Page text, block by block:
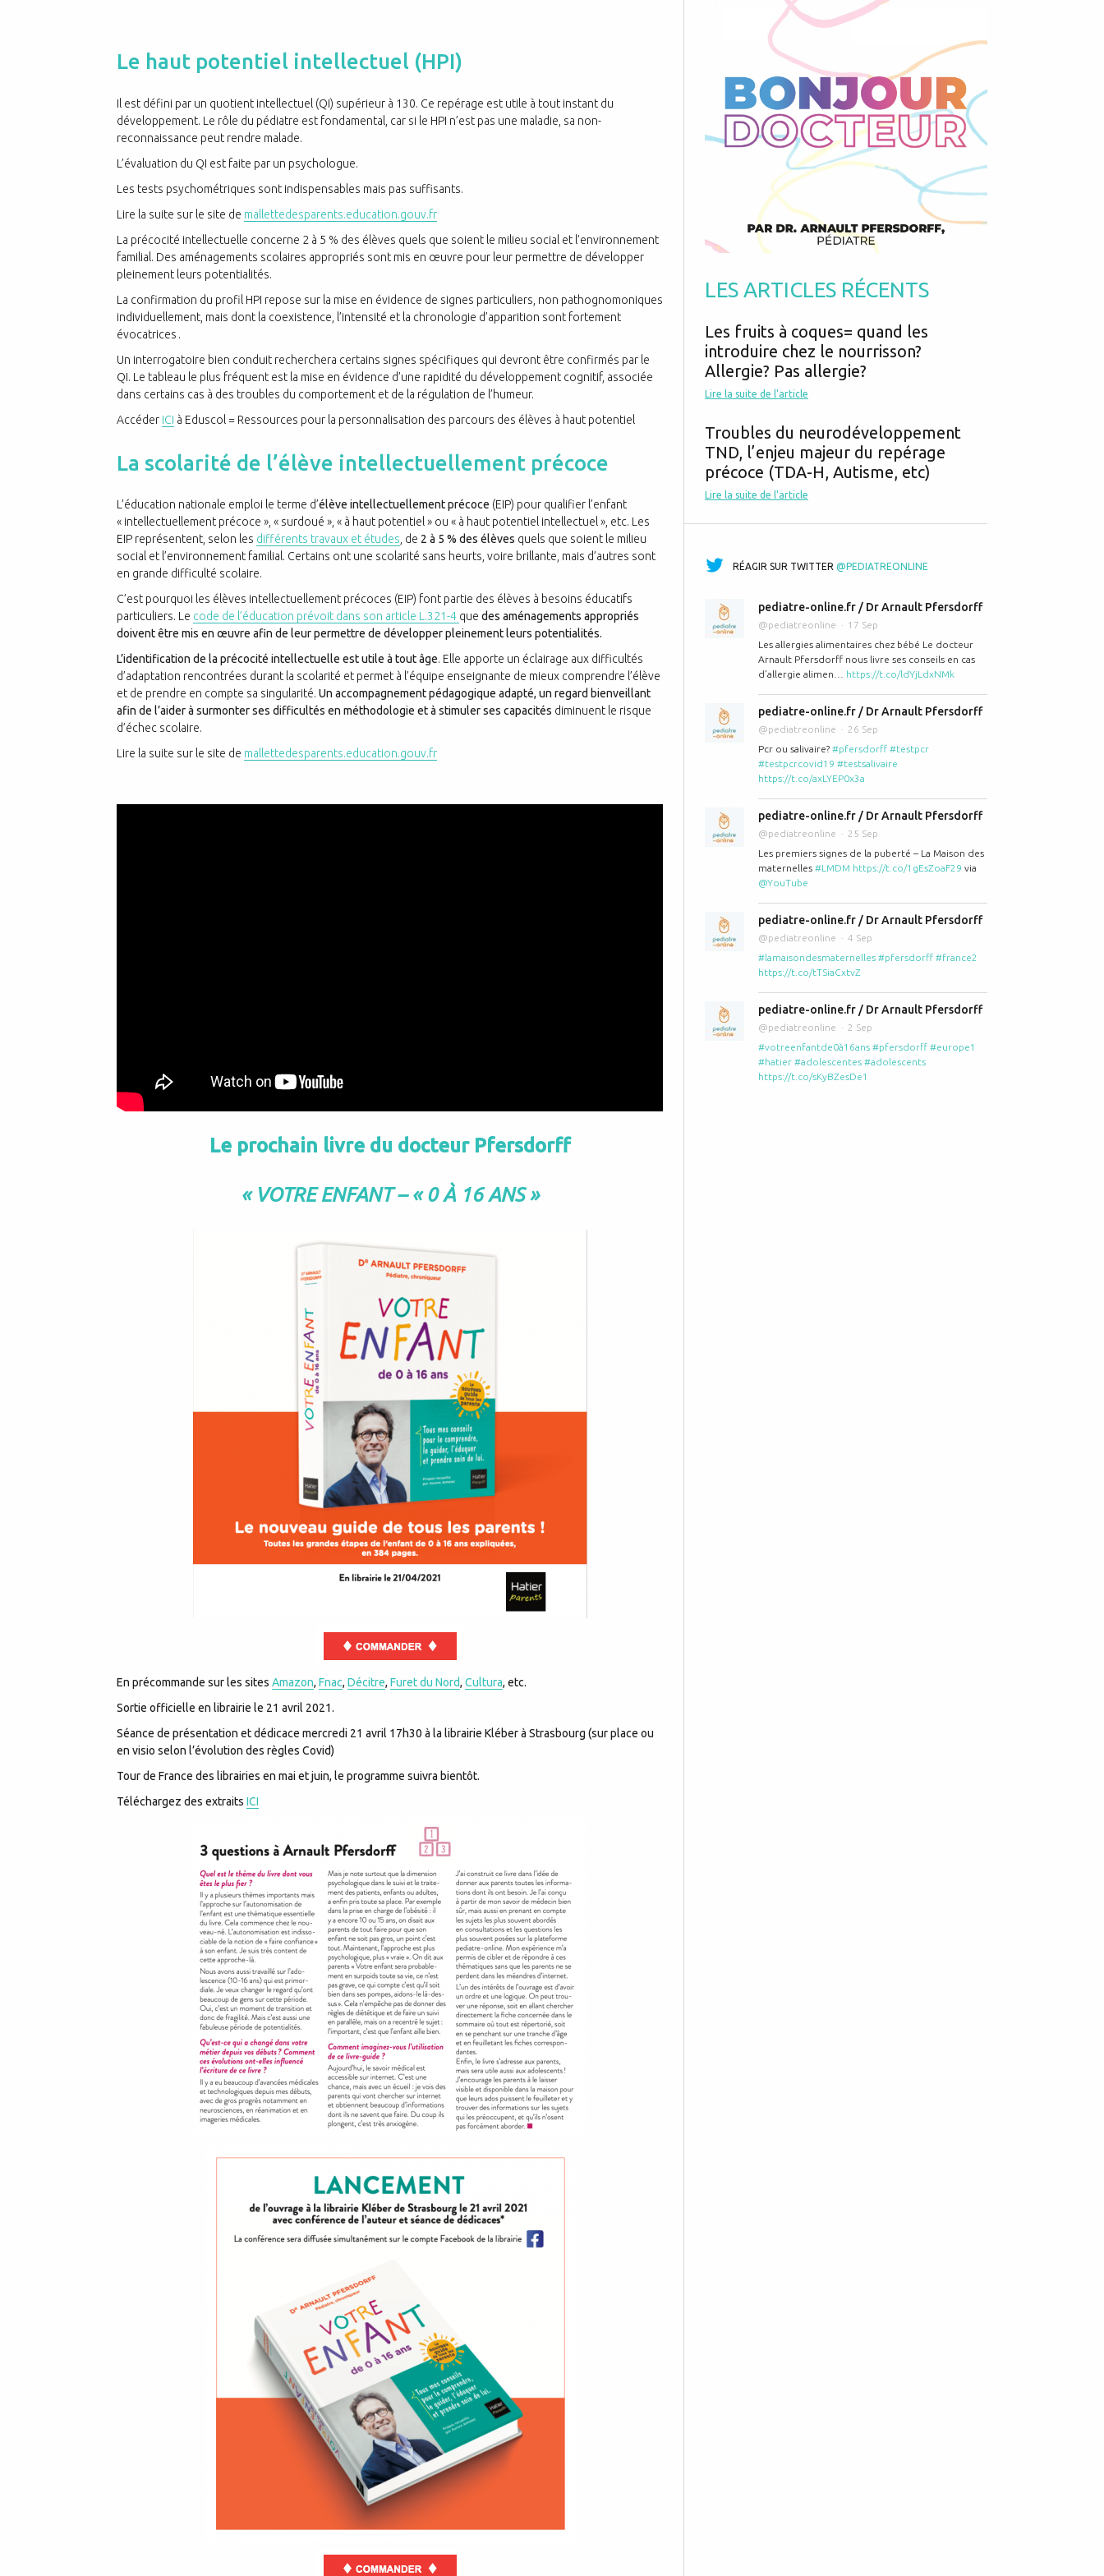
Chirurgie
Comportement
Prématurés
Protection enfance
psychologie
Urgences
Vision
Voyages
Le haut potentiel intellectuel (HPI)
Il est défini par un quotient intellectuel (QI) supérieur à 130. Ce repérage est utile à tout instant du
développement. Le rôle du pédiatre est fondamental, car si le HPI n’est pas une maladie, sa non-
reconnaissance peut rendre malade.
L’évaluation du QI est faite par un psychologue.
Les tests psychométriques sont indispensables mais pas suffisants.
Lire la suite sur le site de mallettedesparents.education.gouv.fr
La précocité intellectuelle concerne 2 à 5 % des élèves quels que soient le milieu social et l’environnement
familial. Des aménagements scolaires appropriés sont mis en œuvre pour leur permettre de développer
pleinement leurs potentialités.
La confirmation du profil HPI repose sur la mise en évidence de signes particuliers, non pathognomoniques
individuellement, mais dont la coexistence, l’intensité et la chronologie d’apparition sont fortement
évocatrices .
Un interrogatoire bien conduit recherchera certains signes spécifiques qui devront être confirmés par le
QI. Le tableau le plus fréquent est la mise en évidence d’une rapidité du développement cognitif, associée
dans certains cas à des troubles du comportement et de la régulation de l’humeur.
Accéder ICI à Eduscol = Ressources pour la personnalisation des parcours des élèves à haut potentiel
La scolarité de l’élève intellectuellement précoce
L’éducation nationale emploi le terme d’élève intellectuellement précoce (EIP) pour qualifier l’enfant
« intellectuellement précoce », « surdoué », « à haut potentiel » ou « à haut potentiel intellectuel », etc. Les
EIP représentent, selon les différents travaux et études , de 2 à 5 % des élèves quels que soient le milieu
social et l’environnement familial. Certains ont une scolarité sans heurts, voire brillante, mais d’autres sont
en grande difficulté scolaire.
C’est pourquoi les élèves intellectuellement précoces (EIP) font partie des élèves à besoins éducatifs
particuliers. Le code de l’éducation prévoit dans son article L.321-4 que des aménagements appropriés
doivent être mis en œuvre afin de leur permettre de développer pleinement leurs potentialités.
L’identification de la précocité intellectuelle est utile à tout âge. Elle apporte un éclairage aux difficultés
d’adaptation rencontrées durant la scolarité et permet à l’équipe enseignante de mieux comprendre l’élève
et de prendre en compte sa singularité. Un accompagnement pédagogique adapté, un regard bienveillant
afin de l’aider à surmonter ses difficultés en méthodologie et à stimuler ses capacités diminuent le risque
d’échec scolaire.
Lire la suite sur le site de mallettedesparents.education.gouv.fr
Le prochain livre du docteur Pfersdorff
« VOTRE ENFANT – « 0 À 16 ANS »
En précommande sur les sites Amazon, Fnac, Décitre, Furet du Nord, Cultura, etc.
Sortie officielle en librairie le 21 avril 2021.
Séance de présentation et dédicace mercredi 21 avril 17h30 à la librairie Kléber à Strasbourg (sur place ou
en visio selon l’évolution des règles Covid)
Tour de France des librairies en mai et juin, le programme suivra bientôt.
Téléchargez des extraits ICI
LES ARTICLES RÉCENTS
Les fruits à coques= quand les
introduire chez le nourrisson?
Allergie? Pas allergie?
Lire la suite de l'article
Troubles du neurodéveloppement
TND, l’enjeu majeur du repérage
précoce (TDA-H, Autisme, etc)
Lire la suite de l'article
RÉAGIR SUR TWITTER @PEDIATREONLINE
pediatre-online.fr / Dr Arnault Pfersdorff
@pediatreonline
17 Sep
Les allergies alimentaires chez bébé Le docteur
Arnault Pfersdorff nous livre ses conseils en cas
d’allergie alimen… https://t.co/ldYjLdxNMk
pediatre-online.fr / Dr Arnault Pfersdorff
@pediatreonline
26 Sep
Pcr ou salivaire? #pfersdorff #testpcr
#testpcrcovid19 #testsalivaire
https://t.co/axLYEP0x3a
pediatre-online.fr / Dr Arnault Pfersdorff
@pediatreonline
25 Sep
Les premiers signes de la puberté – La Maison des
maternelles #LMDM https://t.co/1gEsZoaF29 via
@YouTube
pediatre-online.fr / Dr Arnault Pfersdorff
@pediatreonline
4 Sep
#lamaisondesmaternelles #pfersdorff #france2
https://t.co/tTSiaCxtvZ
pediatre-online.fr / Dr Arnault Pfersdorff
@pediatreonline
2 Sep
#votreenfantde0à16ans #pfersdorff #europe1
#hatier #adolescentes #adolescents
https://t.co/sKyBZesDe1